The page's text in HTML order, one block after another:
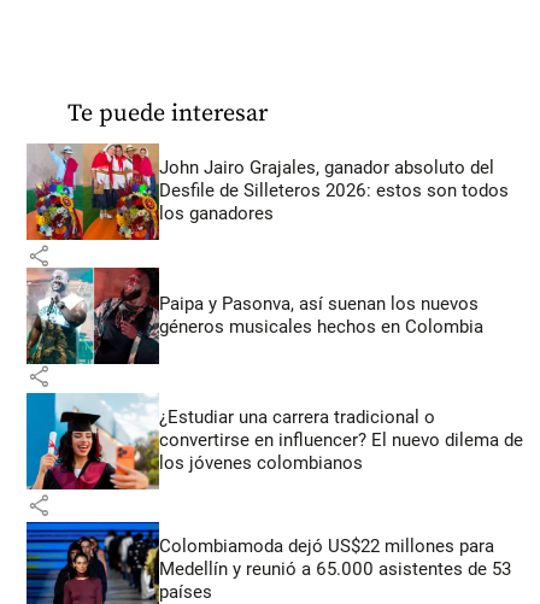
Te puede interesar
John Jairo Grajales, ganador absoluto del
Desfile de Silleteros 2026: estos son todos
los ganadores
share
Paipa y Pasonva, así suenan los nuevos
géneros musicales hechos en Colombia
share
¿Estudiar una carrera tradicional o
convertirse en influencer? El nuevo dilema de
los jóvenes colombianos
share
Colombiamoda dejó US$22 millones para
Medellín y reunió a 65.000 asistentes de 53
países